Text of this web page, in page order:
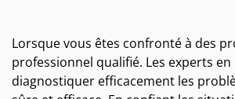
Lorsque vous êtes confronté à des
professionnel qualifié. Les experts
diagnostiquer efficacement les